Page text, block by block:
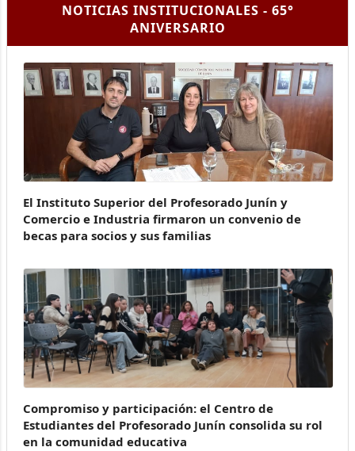
NOTICIAS INSTITUCIONALES - 65°
ANIVERSARIO
El Instituto Superior del Profesorado Junín y
Comercio e Industria firmaron un convenio de
becas para socios y sus familias
Compromiso y participación: el Centro de
Estudiantes del Profesorado Junín consolida su rol
en la comunidad educativa